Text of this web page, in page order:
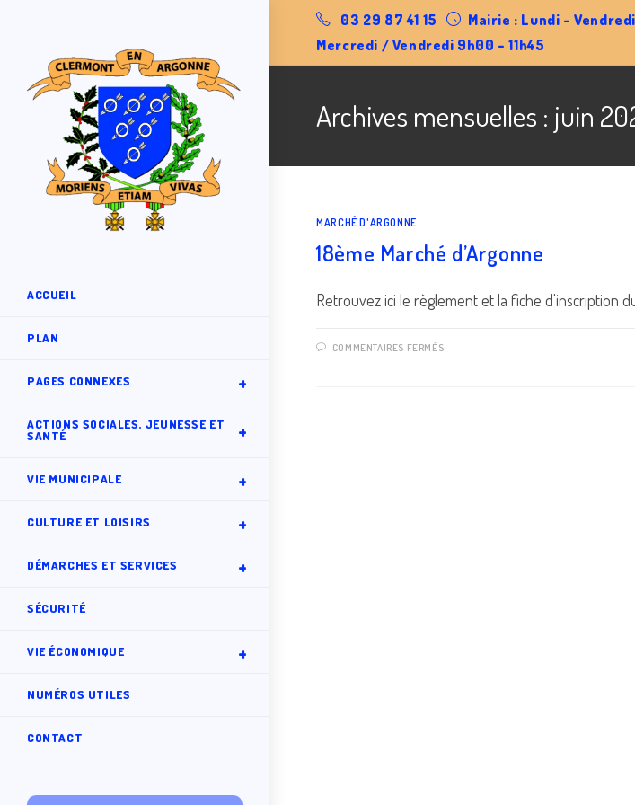
03 29 87 41 15 Mairie : Lundi -
Mercredi / Vendredi 9h00 - 11h45
ACCUEIL
PLAN
PAGES CONNEXES
ACTIONS SOCIALES, JEUNESSE ET
SANTÉ
VIE MUNICIPALE
CULTURE ET LOISIRS
DÉMARCHES ET SERVICES
SÉCURITÉ
VIE ÉCONOMIQUE
NUMÉROS UTILES
CONTACT
Archives mensuelles : juin
MARCHÉ D'ARGONNE
18ème Marché d’Argonne
Retrouvez ici le règlement et la fiche d'inscription
COMMENTAIRES FERMÉSSUR